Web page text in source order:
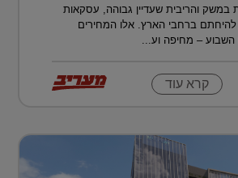
במשק והריבית שעדיין גבוהה, עסקאות
להיחתם ברחבי הארץ. אלו המחירים
השבוע – מחיפה וע...
קרא עוד